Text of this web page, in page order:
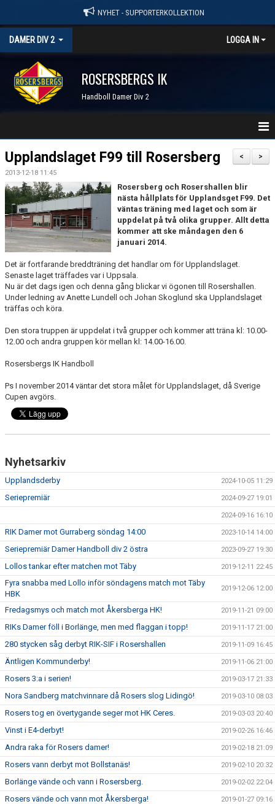
NYHET - SUPPORTERKOLLEKTION
DAMER DIV 2 LOGGA IN
ROSERSBERGS IK
Handboll Damer Div 2
STARTSIDA
NYHETER
KALENDER
TRUPPEN
KONTAKT
DOKUMENT
BILDGALLERI
MATCHER
>
<
Upplandslaget F99 till Rosersberg
2013-12-18 11:45
Rosersberg och Rosershallen blir
nästa hållplats för Upplandsget F99. Det
väntas träning med laget och som är
uppdelat på två olika grupper. Allt detta
kommer att ske måndagen den 6
januari 2014.
Det är fortfarande breddträning det handlar om för Upplandslaget.
Senaste laget träffades var i Uppsala.
Nu är det dags igen och denna gång blickar vi ögonen till Rosershallen.
Under ledning av Anette Lundell och Johan Skoglund ska Upplandslaget
träffas och köra.
Den stora truppen är uppdelat i två grupper och kommer att träna kl: 10.00-
12.00 och andra gruppen kör mellan kl: 14.00-16.00.
Rosersbergs IK Handboll
Ps I november 2014 väntar det stora målet för Upplandslaget, då Sverige
Cupen avgörs.
Nyhetsarkiv
Upplandsderby 2024-10-05 11:29
Seriepremiär 2024-09-27 19:01
2024-09-16 16:10
RIK Damer mot Gurraberg söndag 14:00 2023-10-14 14:00
Seriepremiär Damer Handboll div 2 östra 2023-09-27 19:30
Lollos tankar efter matchen mot Täby 2019-12-11 22:45
Fyra snabba med Lollo inför söndagens match mot Täby
HBK
2019-12-06 12:00
Fredagsmys och match mot Åkersberga HK! 2019-11-21 09:00
RIKs Damer föll i Borlänge, men med flaggan i topp! 2019-11-17 21:00
280 stycken såg derbyt RIK-SIF i Rosershallen 2019-11-09 16:45
Äntligen Kommunderby! 2019-11-06 21:00
Rosers 3:a i serien! 2019-03-17 21:33
Nora Sandberg matchvinnare då Rosers slog Lidingö! 2019-03-10 08:03
Rosers tog en övertygande seger mot HK Ceres. 2019-03-03 20:40
Vinst i E4-derbyt! 2019-02-26 16:46
Andra raka för Rosers damer! 2019-02-18 21:09
Rosers vann derbyt mot Bollstanäs! 2019-02-10 20:32
Borlänge vände och vann i Rosersberg. 2019-02-02 22:04
Rosers vände och vann mot Åkersberga! 2019-01-27 09:16